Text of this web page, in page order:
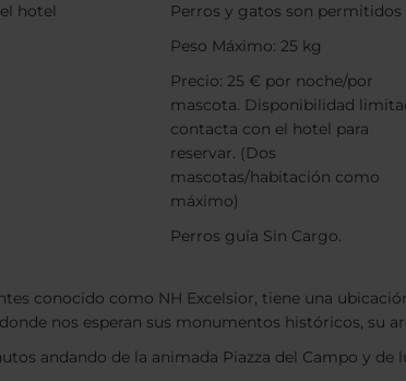
hotel
Perros y gatos son permitidos
Peso Máximo: 25 kg
Precio: 25 € por noche/por
mascota. Disponibilidad
contacta con el hotel para
reservar. (Dos
mascotas/habitación como
máximo)
Perros guía Sin Cargo.
conocido como NH Excelsior, tiene una
nos esperan sus monumentos históricos, su
andando de la animada Piazza del Campo y